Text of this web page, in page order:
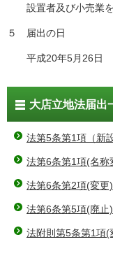
設置者及び小売業を
５ 届出の日
平成20年5月26日
大店立地法届出
法第5条第1項（新設
法第6条第1項(名称
法第6条第2項(変更)
法第6条第5項(廃止)
法附則第5条第1項(